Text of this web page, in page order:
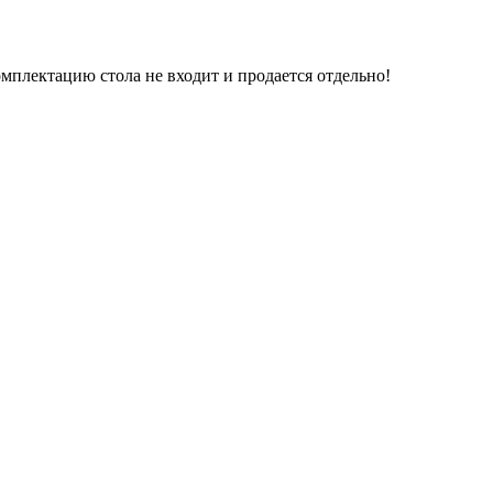
стола не входит и продается отдельно!